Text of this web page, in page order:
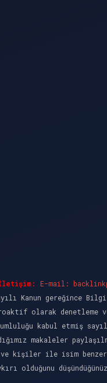
İletişim: E-mail:
Kanun gereğince
olarak denetleme
kabul etmiş
makaleler
ve kişiler ile isim
olduğunu